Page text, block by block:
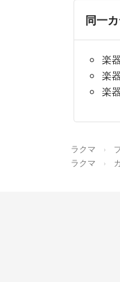
同一
楽器
楽器
楽器
ラクマ
ラクマ